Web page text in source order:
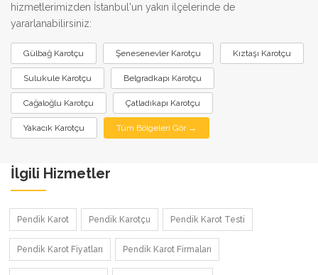
hizmetlerimizden İstanbul'un yakın ilçelerinde de
yararlanabilirsiniz:
Gülbağ Karotçu Şenesenevler Karotçu Kıztaşı Karotçu
Sulukule Karotçu Belgradkapı Karotçu
Cağaloğlu Karotçu Çatladıkapı Karotçu
Yakacık Karotçu Tüm Bölgeleri Gör →
İlgili Hizmetler
Pendik Karot Pendik Karotçu Pendik Karot Testi
Pendik Karot Fiyatları Pendik Karot Firmaları